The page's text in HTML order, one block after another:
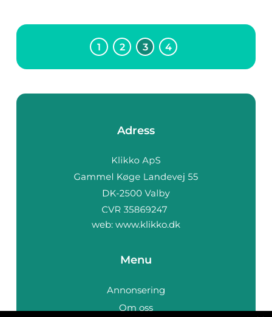
1 2 3 4
Adress
web: www.klikko.dk
Menu
Annonsering
Om oss